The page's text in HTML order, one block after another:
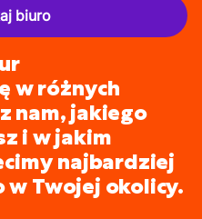
biuro
w różnych
nam, jakiego
i w jakim
najbardziej
Twojej okolicy.